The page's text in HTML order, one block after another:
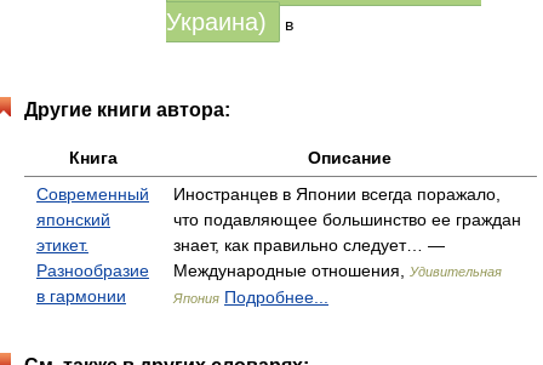
Украина)
в
Другие книги автора:
Книга
Описание
Современный
японский
этикет.
Разнообразие
в гармонии
Иностранцев в Японии всегда поражало,
что подавляющее большинство ее граждан
знает, как правильно следует… —
Международные отношения,
Удивительная
Япония Подробнее...